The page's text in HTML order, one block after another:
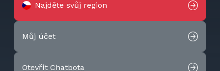
Najděte svůj region
Můj účet
Otevřít Chatbota